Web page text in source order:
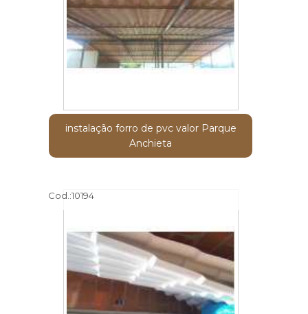
instalação forro de pvc valor Parque
Anchieta
Cod.:10194